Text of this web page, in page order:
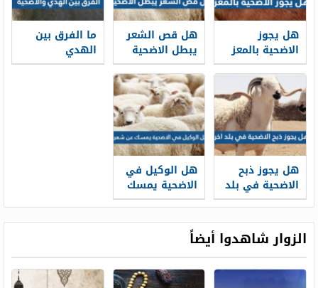
هل يجوز
الاضحية بالمعز
هل قص الشعر
يبطل الاضحية
ما الفرق بين
الهدي
والاضحية
هل يجوز ذبح
الاضحية في بلد
اخر
هل الوكيل في
الاضحية يمسك
عن شعره
الزوار شاهدوا أيضاً